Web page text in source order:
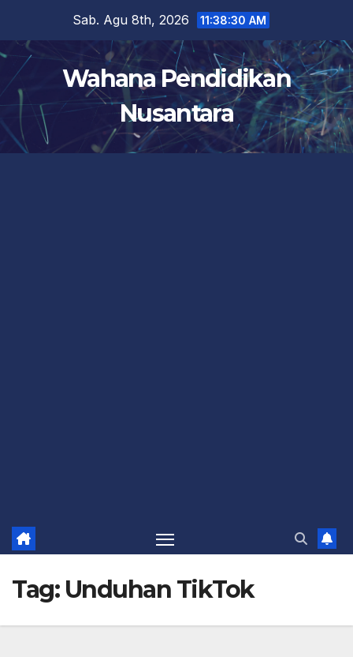
content
Sab. Agu 8th, 2026 11:38:30 AM
Wahana Pendidikan
Nusantara
Tag: Unduhan TikTok